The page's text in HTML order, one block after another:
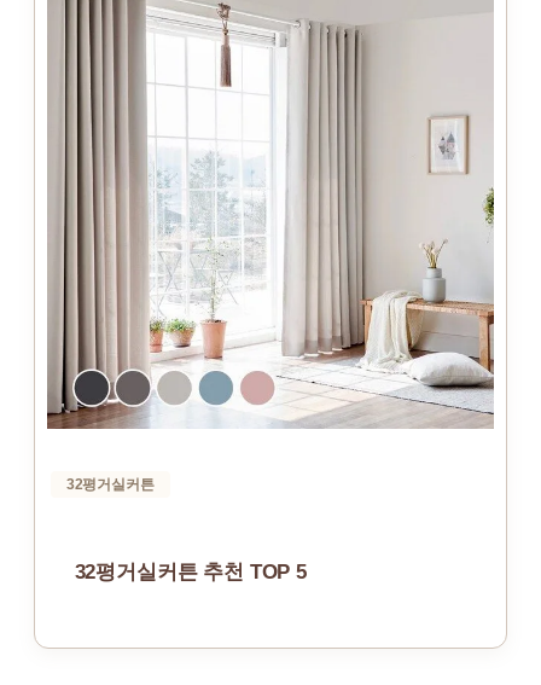
32평거실커튼
32평거실커튼 추천 TOP 5